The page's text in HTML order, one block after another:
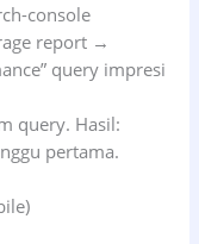
console
report →
query impresi
query. Hasil:
pertama.